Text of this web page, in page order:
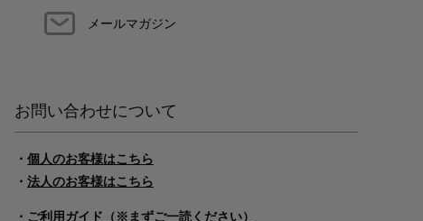
メールマガジン
お問い合わせについて
・ 個人のお客様はこちら
・ 法人のお客様はこちら
・ ご利用ガイド（※まずご一読ください）